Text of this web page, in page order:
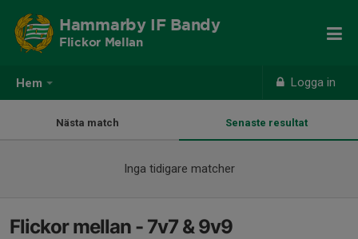
Hem Logga in
Hammarby IF Bandy
Flickor Mellan
Nästa match Senaste resultat
Inga tidigare matcher
Flickor mellan - 7v7 & 9v9